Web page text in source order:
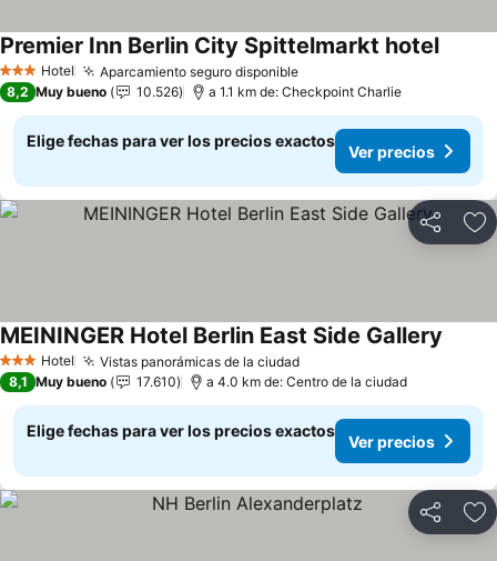
3 Estrellas
Hotel Aparcamiento seguro disponible
Premier Inn Berlin City Spittelmarkt hotel
8,2 Muy bueno 10.526 a 1.1 km de: Checkpoint Charlie
Elige fechas para ver los precios exactos
Ver precios
Compartir
3 Estrellas
Hotel Vistas panorámicas de la ciudad
MEININGER Hotel Berlin East Side Gallery
8,1 Muy bueno 17.610 a 4.0 km de: Centro de la ciudad
Elige fechas para ver los precios exactos
Ver precios
Compartir